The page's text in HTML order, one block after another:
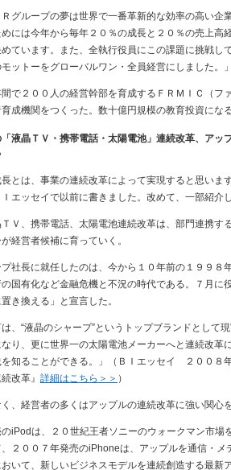
Ｒグループの夢は世界で一番革新的な効率の高い
には今年から毎年２０％の成長と２０％の売上
ています。また、全執行役員にこの課題に挑戦
ットーをグローバルワン・全員経営にしました。
で２００人の経営幹部を育成するＦＲＭＩＣ（フ
成機関をつくった。数十億円規模の教育投資にな
「液晶ＴＶ・携帯電話・太陽電池」連続改革、ア
とは、事業の連続改革によって実現すると思いま
エッセイで以前に書きました。改めて、一部紹介し
Ｖ、携帯電話、太陽電池連続改革は、部門連携す
経営者候補に育っていく。
プ社長に就任したのは、今から１０年前の１９９
国有化など金融危機と不況の時代である。７月
き換える」と宣言した。
、“液晶のシャープ”というトップブランドとして
り、更に世界一の太陽電池メーカーへと連続改
を知ることができる。」（ＢＩエッセイ ２００
改革』 詳細はこちら＞＞ ）
、経営者の多くはアップルの連続改革に強い関心を
のiPodは、２０世紀王者ソニーのウォークマン市
２００７年発売のiPhoneは、アップルを通信・
いて、新しいビジネスモデルを連続創造する最